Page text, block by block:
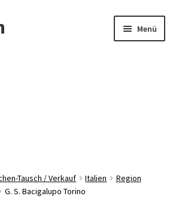
Menü
Tausch / Verkauf Italien
Region
G. S. Bacigalupo Torino